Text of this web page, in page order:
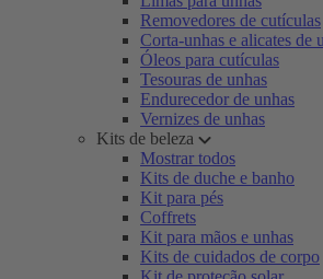
Removedores de cutículas
Corta-unhas e alicates de
Óleos para cutículas
Tesouras de unhas
Endurecedor de unhas
Vernizes de unhas
Kits de beleza
Mostrar todos
Kits de duche e banho
Kit para pés
Coffrets
Kit para mãos e unhas
Kits de cuidados de corpo